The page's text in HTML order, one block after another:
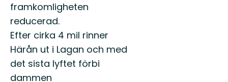
framkomligheten
reducerad.
Efter cirka 4 mil rinner
Härån ut i Lagan och med
det sista lyftet förbi
dammen